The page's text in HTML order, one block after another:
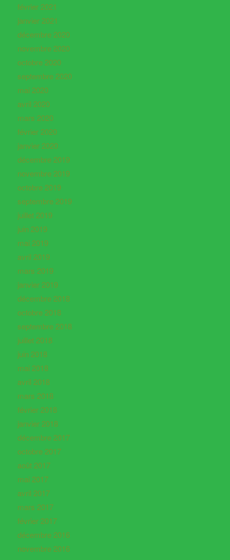
février 2021
janvier 2021
décembre 2020
novembre 2020
octobre 2020
septembre 2020
mai 2020
avril 2020
mars 2020
février 2020
janvier 2020
décembre 2019
novembre 2019
octobre 2019
septembre 2019
juillet 2019
juin 2019
mai 2019
avril 2019
mars 2019
janvier 2019
décembre 2018
octobre 2018
septembre 2018
juillet 2018
juin 2018
mai 2018
avril 2018
mars 2018
février 2018
janvier 2018
décembre 2017
octobre 2017
août 2017
mai 2017
avril 2017
mars 2017
février 2017
décembre 2016
novembre 2016